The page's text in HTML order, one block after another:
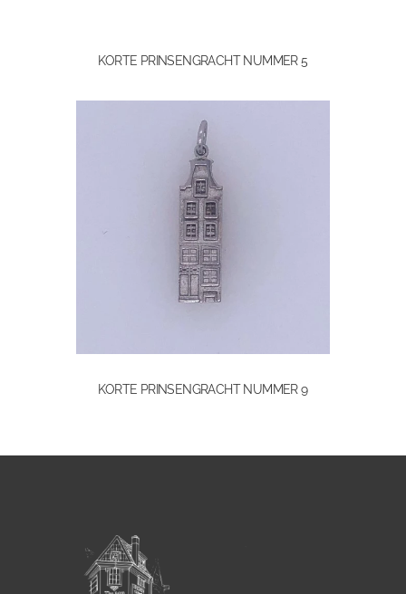
KORTE PRINSENGRACHT NUMMER 5
KORTE PRINSENGRACHT NUMMER 9